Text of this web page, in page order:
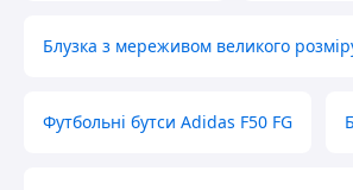
Блузка з мереживом великого
Футбольні бутси Adidas F50 FG